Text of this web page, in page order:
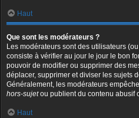
Haut
Que sont les modérateurs ?
Les modérateurs sont des utilisateurs
consiste à vérifier au jour le jour le bon
pouvoir de modifier ou supprimer des
déplacer, supprimer et diviser les sujets
Généralement, les modérateurs
hors-sujetou publient du contenu abusif
Haut